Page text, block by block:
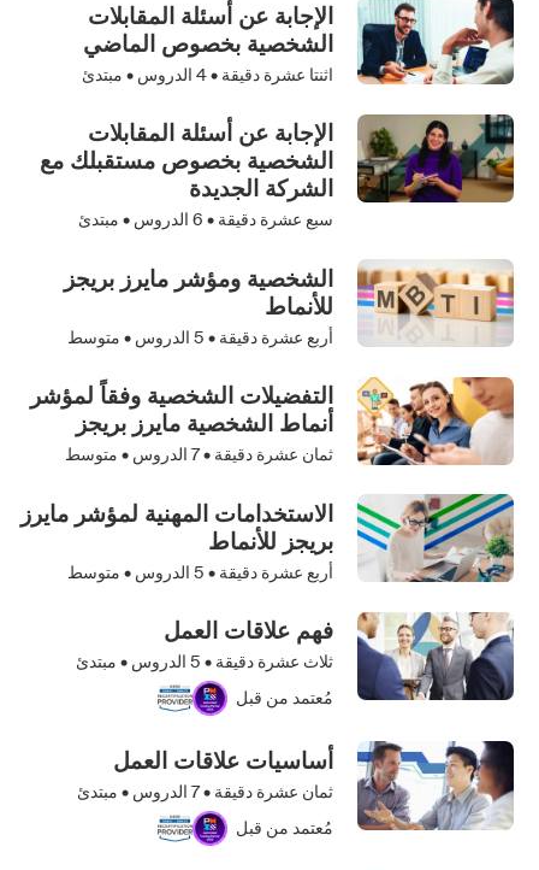
الإجابة عن أسئلة المقابلات
الشخصية بخصوص الماضي
اثنتا عشرة دقيقة •4 الدروس • مبتدئ
الإجابة عن أسئلة المقابلات
الشخصية بخصوص مستقبلك مع
الشركة الجديدة
سبع عشرة دقيقة • 6 الدروس • مبتدئ
الشخصية ومؤشر مايرز بريجز
للأنماط
أربع عشرة دقيقة • 5 الدروس • متوسط
التفضيلات الشخصية وفقاً لمؤشر
أنماط الشخصية مايرز بريجز
ثمان عشرة دقيقة •7 الدروس • متوسط
الاستخدامات المهنية لمؤشر مايرز
بريجز للأنماط
أربع عشرة دقيقة • 5 الدروس • متوسط
فهم علاقات العمل
ثلاث عشرة دقيقة • 5 الدروس • مبتدئ
مُعتمد من قبل
أساسيات علاقات العمل
ثمان عشرة دقيقة •7 الدروس • مبتدئ
مُعتمد من قبل